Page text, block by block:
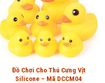
Đồ Chơi Cho Thú Cưng Vịt
Silicone – Mã DCCM04